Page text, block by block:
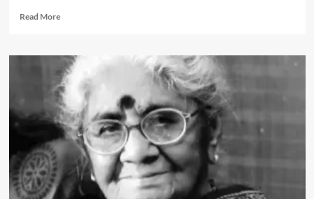
Read MoreRead
राईशा
लालवानी
की
किताब
“The
diary
on
Fifth
Floor”
की